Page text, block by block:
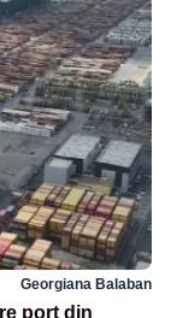
Georgiana Balaban
port din